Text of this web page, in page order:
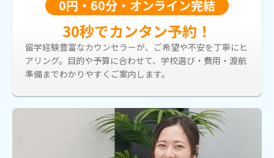
0円・60分・オンライン完結
30秒でカンタン予約！
留学経験豊富なカウンセラーが、ご希望や不安を丁寧にヒ
アリング。目的や予算に合わせて、学校選び・費用・渡航
準備までわかりやすくご案内します。